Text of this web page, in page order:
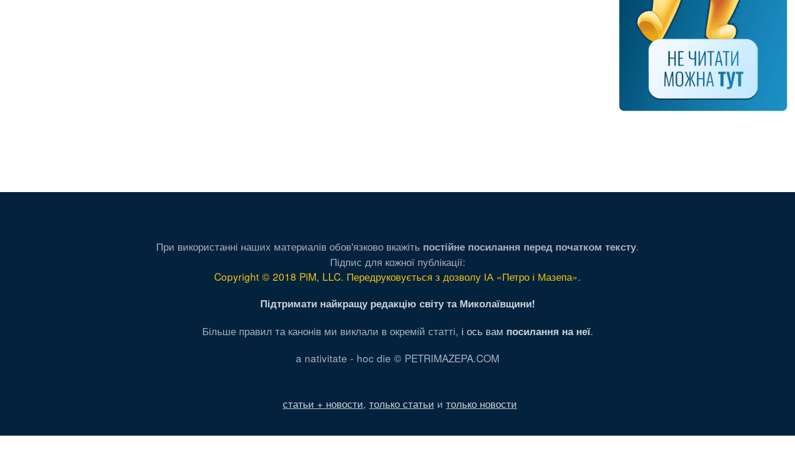
При використанні наших материалів обов'язково вкажіть постійне посилання перед початком тексту.
Підпис для кожної публікації:
Copyright © 2018 PiM, LLC. Передруковується з дозволу ІА «Петро і Мазепа».
Підтримати найкращу редакцію світу та Миколаївщини!
Більше правил та канонів ми виклали в окремій статті, і ось вам посилання на неї.
a nativitate - hoc die © PETRIMAZEPA.COM
статьи + новости, только статьи и только новости